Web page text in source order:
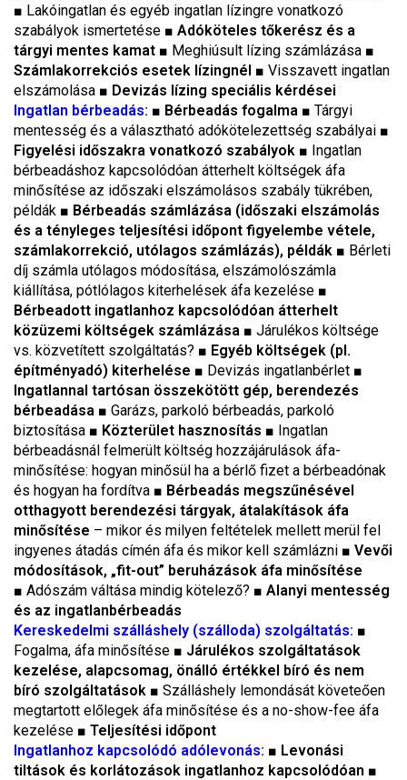
■ Lakóingatlan és egyéb ingatlan lízingre vonatkozó
szabályok ismertetése ■ Adóköteles tőkerész és a
tárgyi mentes kamat ■ Meghiúsult lízing számlázása ■
Számlakorrekciós esetek lízingnél ■ Visszavett ingatlan
elszámolása ■ Devizás lízing speciális kérdései
Ingatlan bérbeadás: ■ Bérbeadás fogalma ■ Tárgyi
mentesség és a választható adókötelezettség szabályai ■
Figyelési időszakra vonatkozó szabályok ■ Ingatlan
bérbeadáshoz kapcsolódóan átterhelt költségek áfa
minősítése az időszaki elszámolásos szabály tükrében,
példák ■ Bérbeadás számlázása (időszaki elszámolás
és a tényleges teljesítési időpont figyelembe vétele,
számlakorrekció, utólagos számlázás), példák ■ Bérleti
díj számla utólagos módosítása, elszámolószámla
kiállítása, pótlólagos kiterhelések áfa kezelése ■
Bérbeadott ingatlanhoz kapcsolódóan átterhelt
közüzemi költségek számlázása ■ Járulékos költsége
vs. közvetített szolgáltatás? ■ Egyéb költségek (pl.
építményadó) kiterhelése ■ Devizás ingatlanbérlet ■
Ingatlannal tartósan összekötött gép, berendezés
bérbeadása ■ Garázs, parkoló bérbeadás, parkoló
biztosítása ■ Közterület hasznosítás ■ Ingatlan
bérbeadásnál felmerült költség hozzájárulások áfa-
minősítése: hogyan minősül ha a bérlő fizet a bérbeadónak
és hogyan ha fordítva ■ Bérbeadás megszűnésével
otthagyott berendezési tárgyak, átalakítások áfa
minősítése – mikor és milyen feltételek mellett merül fel
ingyenes átadás címén áfa és mikor kell számlázni ■ Vevői
módosítások, „fit-out” beruházások áfa minősítése
■ Adószám váltása mindig kötelező? ■ Alanyi mentesség
és az ingatlanbérbeadás
Kereskedelmi szálláshely (szálloda) szolgáltatás: ■
Fogalma, áfa minősítése ■ Járulékos szolgáltatások
kezelése, alapcsomag, önálló értékkel bíró és nem
bíró szolgáltatások ■ Szálláshely lemondását követeően
megtartott előlegek áfa minősítése és a no-show-fee áfa
kezelése ■ Teljesítési időpont
Ingatlanhoz kapcsolódó adólevonás: ■ Levonási
tiltások és korlátozások ingatlanhoz kapcsolódóan ■